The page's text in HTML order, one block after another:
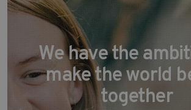
We have the
make the world
together